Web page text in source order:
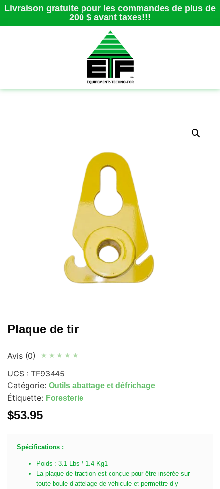
Livraison gratuite pour les commandes de plus de
200 $ avant taxes!!!
Plaque de tir
Avis (0) ★ ★ ★ ★ ★
UGS : TF93445
Catégorie: Outils abattage et défrichage
Étiquette: Foresterie
$53.95
Spécifications :
Poids : 3.1 Lbs / 1.4 Kg1
La plaque de traction est conçue pour être insérée sur
toute boule d’attelage de véhicule et permettre d’y